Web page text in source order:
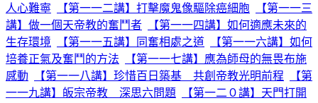
人心難寧
【第一一二講】打擊魔鬼像驅除癌細胞
【第一一三
講】做一個天帝教的奮鬥者
【第一一四講】如何適應未來的
生存環境
【第一一五講】同奮相處之道
【第一一六講】如何
培養正氣及奮鬥的方法
【第一一七講】應為師母的無畏布施
感動
【第一一八講】珍惜百日築基 共創帝教光明前程
【第
一一九講】皈宗帝教 深思六問題
【第一二０講】天門打開